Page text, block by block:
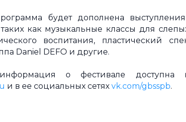
будет дополнена
таких как музыкальные классы для
воспитания, пластический
Daniel DEFO и другие.
о фестивале доступна
и в ее социальных сетях vk.com/gbsspb.